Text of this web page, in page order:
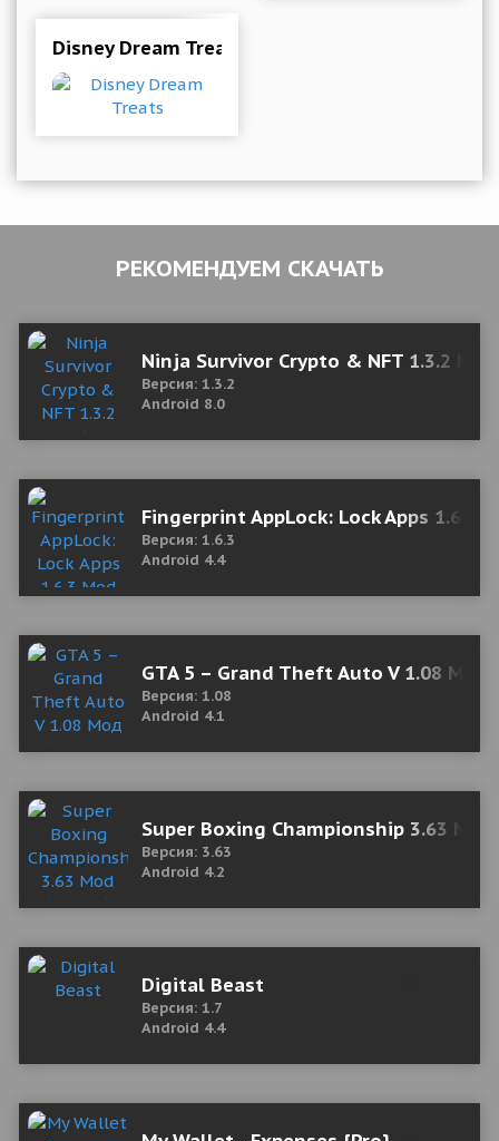
Disney Dream Treats
РЕКОМЕНДУЕМ СКАЧАТЬ
Ninja Survivor Crypto & NFT 1.3.2
Версия: 1.3.2
Android 8.0
Fingerprint AppLock: Lock Apps 1.6.3
Версия: 1.6.3
Android 4.4
GTA 5 – Grand Theft Auto V 1.08 Мод
Версия: 1.08
Android 4.1
Super Boxing Championship 3.63
Версия: 3.63
Android 4.2
Digital Beast
Версия: 1.7
Android 4.4